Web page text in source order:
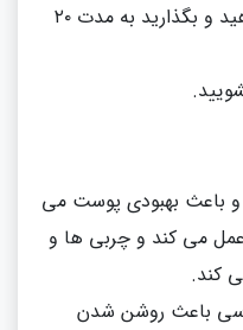
صورت بمالید و به آرامی ماساژ دهید و بگذارید به مدت ۲۰
.
باعث بهبودی پوست می
عمل می کند و چربی ها و
کند.
سی باعث روشن شدن